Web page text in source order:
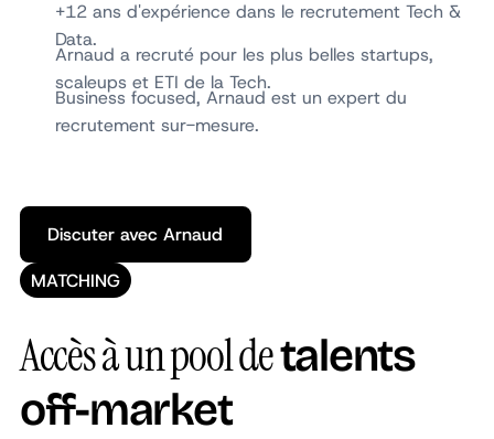
+12 ans d'expérience dans le recrutement Tech &
Data.
Arnaud a recruté pour les plus belles startups,
scaleups et ETI de la Tech.
Business focused, Arnaud est un expert du
recrutement sur-mesure.
Discuter avec Arnaud
Discuter avec Arnaud
MATCHING
Accès à un pool detalents
off-market